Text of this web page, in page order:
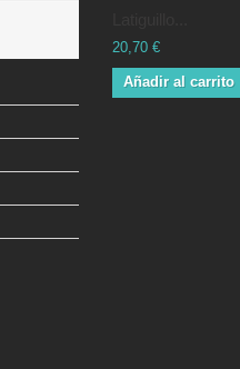
20,70 €
Añadir al carrito